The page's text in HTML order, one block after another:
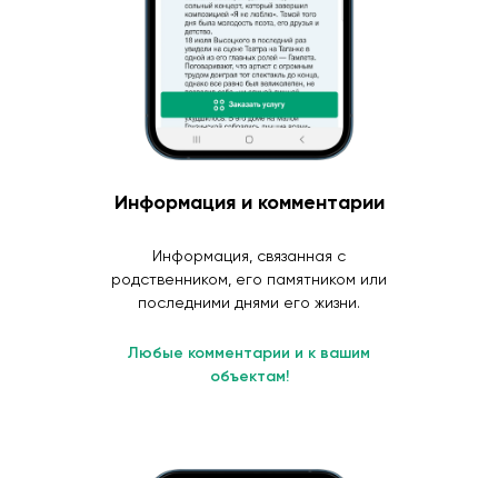
Информация и комментарии
Информация, связанная с
родственником, его памятником или
последними днями его жизни.
Любые комментарии и к вашим
объектам!